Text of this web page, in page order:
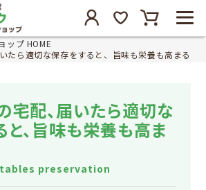
ップ HOME
たら適切な保存をすると、旨味も栄養も高まる！
宅配、届いたら適切な
、旨味も栄養も高ま
preservation